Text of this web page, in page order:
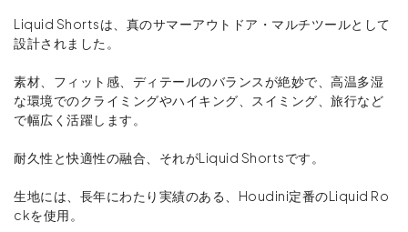
Liquid Shortsは、真のサマーアウトドア・マルチツールとして
設計されました。
素材、フィット感、ディテールのバランスが絶妙で、高温多湿
な環境でのクライミングやハイキング、スイミング、旅行など
で幅広く活躍します。
耐久性と快適性の融合、それがLiquid Shortsです。
生地には、長年にわたり実績のある、Houdini定番のLiquid Ro
ckを使用。